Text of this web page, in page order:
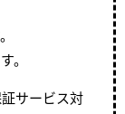
。
サービス対